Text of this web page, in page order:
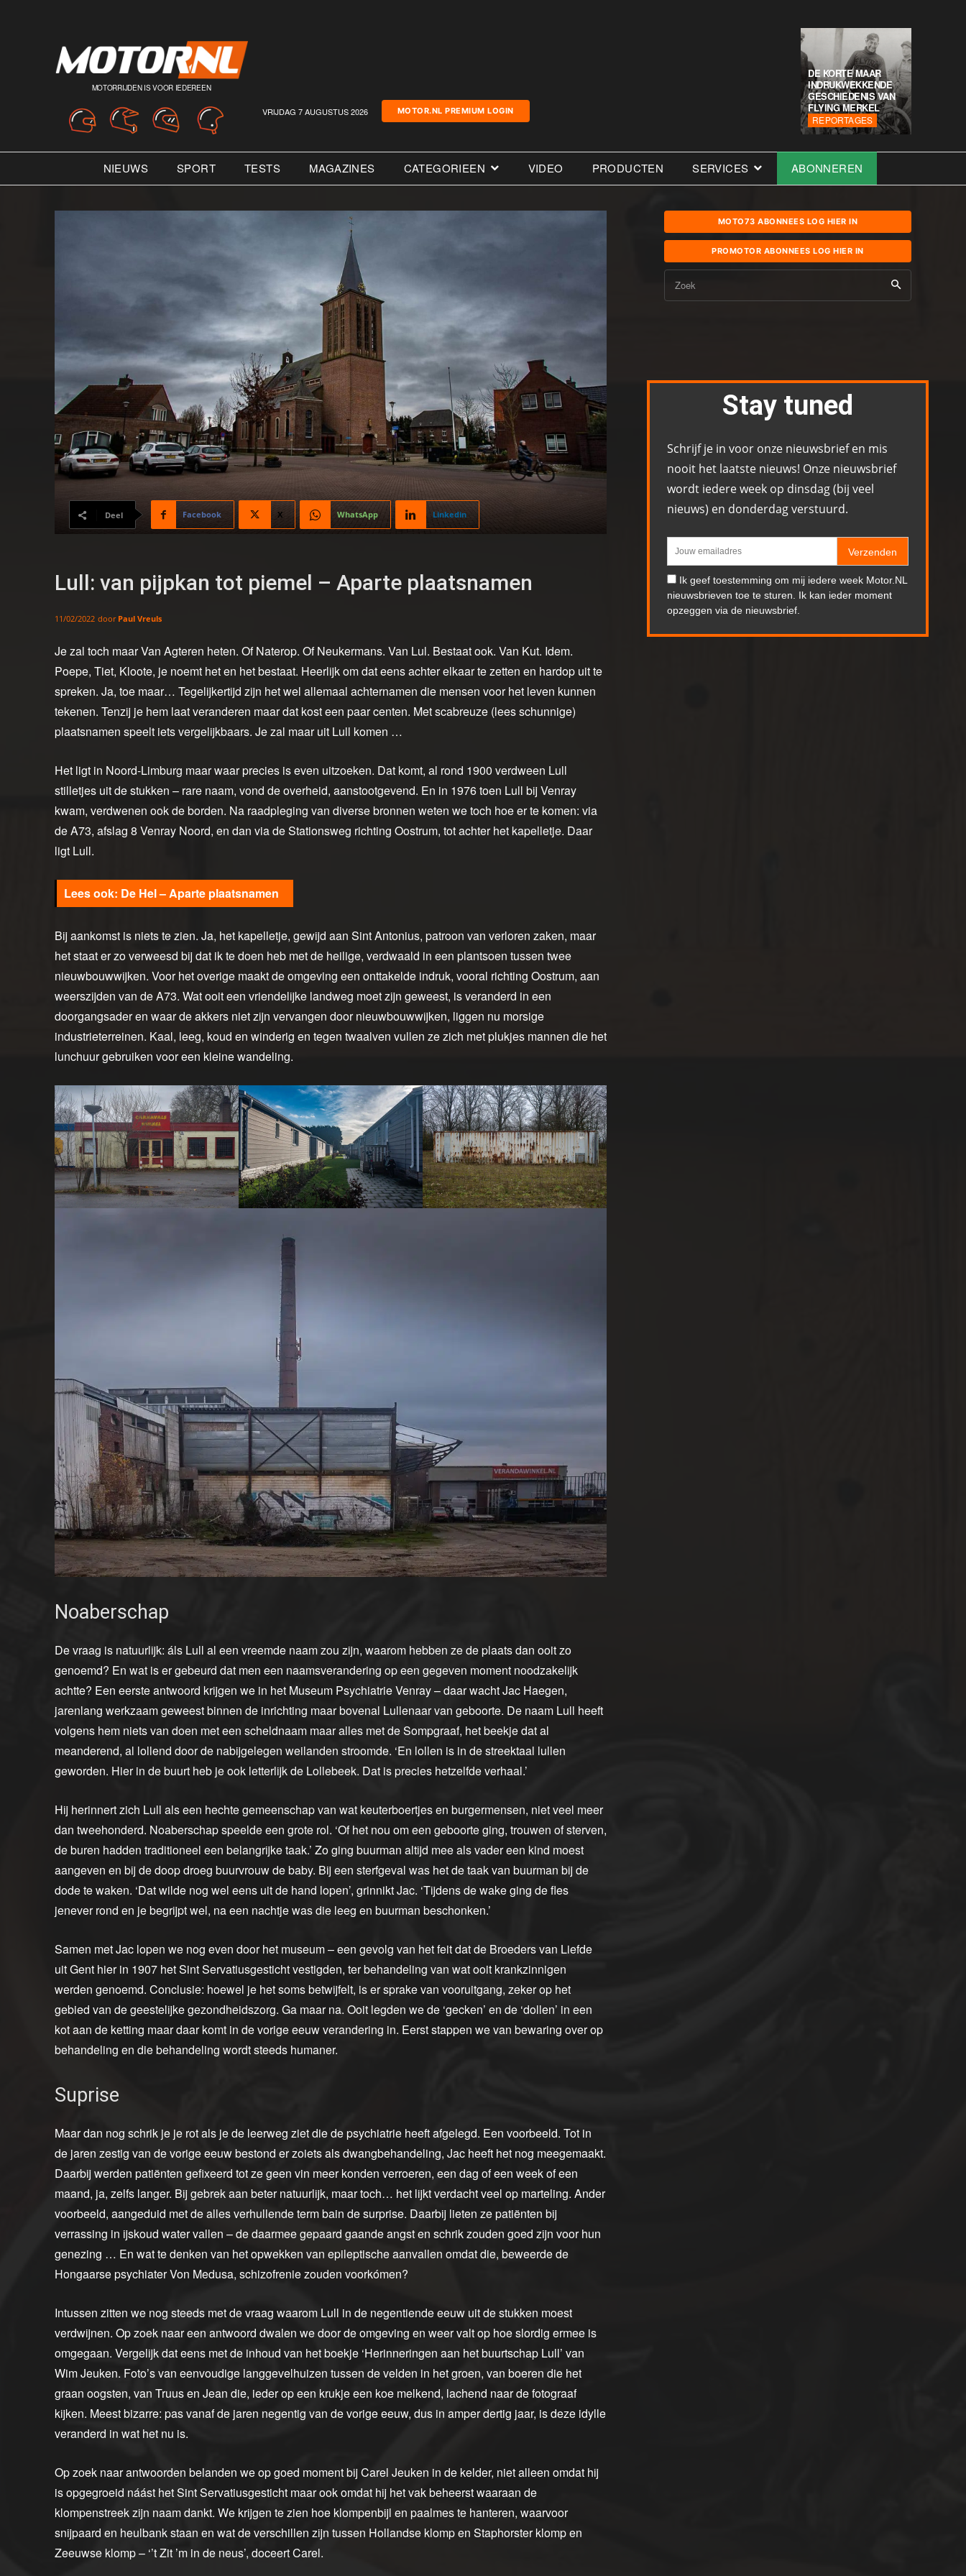
MOTORRIJDEN IS VOOR IEDEREEN
VRIJDAG 7 AUGUSTUS 2026 MOTOR.NL PREMIUM LOGIN
DE KORTE MAAR
INDRUKWEKKENDE
GESCHIEDENIS VAN
FLYING MERKEL
REPORTAGES
NIEUWS SPORT TESTS MAGAZINES CATEGORIEEN VIDEO PRODUCTEN SERVICES ABONNEREN
Deel Facebook X WhatsApp Linkedin
Lull: van pijpkan tot piemel – Aparte plaatsnamen
11/02/2022 door Paul Vreuls
Je zal toch maar Van Agteren heten. Of Naterop. Of Neukermans. Van Lul. Bestaat ook. Van Kut. Idem.
Poepe, Tiet, Kloote, je noemt het en het bestaat. Heerlijk om dat eens achter elkaar te zetten en hardop uit te
spreken. Ja, toe maar… Tegelijkertijd zijn het wel allemaal achternamen die mensen voor het leven kunnen
tekenen. Tenzij je hem laat veranderen maar dat kost een paar centen. Met scabreuze (lees schunnige)
plaatsnamen speelt iets vergelijkbaars. Je zal maar uit Lull komen …
Het ligt in Noord-Limburg maar waar precies is even uitzoeken. Dat komt, al rond 1900 verdween Lull
stilletjes uit de stukken – rare naam, vond de overheid, aanstootgevend. En in 1976 toen Lull bij Venray
kwam, verdwenen ook de borden. Na raadpleging van diverse bronnen weten we toch hoe er te komen: via
de A73, afslag 8 Venray Noord, en dan via de Stationsweg richting Oostrum, tot achter het kapelletje. Daar
ligt Lull.
De Hel – Aparte plaatsnamen
Bij aankomst is niets te zien. Ja, het kapelletje, gewijd aan Sint Antonius, patroon van verloren zaken, maar
het staat er zo verweesd bij dat ik te doen heb met de heilige, verdwaald in een plantsoen tussen twee
nieuwbouwwijken. Voor het overige maakt de omgeving een onttakelde indruk, vooral richting Oostrum, aan
weerszijden van de A73. Wat ooit een vriendelijke landweg moet zijn geweest, is veranderd in een
doorgangsader en waar de akkers niet zijn vervangen door nieuwbouwwijken, liggen nu morsige
industrieterreinen. Kaal, leeg, koud en winderig en tegen twaalven vullen ze zich met plukjes mannen die het
lunchuur gebruiken voor een kleine wandeling.
Noaberschap
De vraag is natuurlijk: áls Lull al een vreemde naam zou zijn, waarom hebben ze de plaats dan ooit zo
genoemd? En wat is er gebeurd dat men een naamsverandering op een gegeven moment noodzakelijk
achtte? Een eerste antwoord krijgen we in het Museum Psychiatrie Venray – daar wacht Jac Haegen,
jarenlang werkzaam geweest binnen de inrichting maar bovenal Lullenaar van geboorte. De naam Lull heeft
volgens hem niets van doen met een scheldnaam maar alles met de Sompgraaf, het beekje dat al
meanderend, al lollend door de nabijgelegen weilanden stroomde. ‘En lollen is in de streektaal lullen
geworden. Hier in de buurt heb je ook letterlijk de Lollebeek. Dat is precies hetzelfde verhaal.’
Hij herinnert zich Lull als een hechte gemeenschap van wat keuterboertjes en burgermensen, niet veel meer
dan tweehonderd. Noaberschap speelde een grote rol. ‘Of het nou om een geboorte ging, trouwen of sterven,
de buren hadden traditioneel een belangrijke taak.’ Zo ging buurman altijd mee als vader een kind moest
aangeven en bij de doop droeg buurvrouw de baby. Bij een sterfgeval was het de taak van buurman bij de
dode te waken. ‘Dat wilde nog wel eens uit de hand lopen’, grinnikt Jac. ‘Tijdens de wake ging de fles
jenever rond en je begrijpt wel, na een nachtje was die leeg en buurman beschonken.’
Samen met Jac lopen we nog even door het museum – een gevolg van het feit dat de Broeders van Liefde
uit Gent hier in 1907 het Sint Servatiusgesticht vestigden, ter behandeling van wat ooit krankzinnigen
werden genoemd. Conclusie: hoewel je het soms betwijfelt, is er sprake van vooruitgang, zeker op het
gebied van de geestelijke gezondheidszorg. Ga maar na. Ooit legden we de ‘gecken’ en de ‘dollen’ in een
kot aan de ketting maar daar komt in de vorige eeuw verandering in. Eerst stappen we van bewaring over op
behandeling en die behandeling wordt steeds humaner.
Suprise
Maar dan nog schrik je je rot als je de leerweg ziet die de psychiatrie heeft afgelegd. Een voorbeeld. Tot in
de jaren zestig van de vorige eeuw bestond er zoiets als dwangbehandeling, Jac heeft het nog meegemaakt.
Daarbij werden patiënten gefixeerd tot ze geen vin meer konden verroeren, een dag of een week of een
maand, ja, zelfs langer. Bij gebrek aan beter natuurlijk, maar toch… het lijkt verdacht veel op marteling. Ander
voorbeeld, aangeduid met de alles verhullende term bain de surprise. Daarbij lieten ze patiënten bij
verrassing in ijskoud water vallen – de daarmee gepaard gaande angst en schrik zouden goed zijn voor hun
genezing … En wat te denken van het opwekken van epileptische aanvallen omdat die, beweerde de
Hongaarse psychiater Von Medusa, schizofrenie zouden voorkómen?
Intussen zitten we nog steeds met de vraag waarom Lull in de negentiende eeuw uit de stukken moest
verdwijnen. Op zoek naar een antwoord dwalen we door de omgeving en weer valt op hoe slordig ermee is
omgegaan. Vergelijk dat eens met de inhoud van het boekje ‘Herinneringen aan het buurtschap Lull’ van
Wim Jeuken. Foto’s van eenvoudige langgevelhuizen tussen de velden in het groen, van boeren die het
graan oogsten, van Truus en Jean die, ieder op een krukje een koe melkend, lachend naar de fotograaf
kijken. Meest bizarre: pas vanaf de jaren negentig van de vorige eeuw, dus in amper dertig jaar, is deze idylle
veranderd in wat het nu is.
Op zoek naar antwoorden belanden we op goed moment bij Carel Jeuken in de kelder, niet alleen omdat hij
is opgegroeid náást het Sint Servatiusgesticht maar ook omdat hij het vak beheerst waaraan de
klompenstreek zijn naam dankt. We krijgen te zien hoe klompenbijl en paalmes te hanteren, waarvoor
snijpaard en heulbank staan en wat de verschillen zijn tussen Hollandse klomp en Staphorster klomp en
Zeeuwse klomp – ‘’t Zit ’m in de neus’, doceert Carel.
MOTO73 ABONNEES LOG HIER IN
PROMOTOR ABONNEES LOG HIER IN
Zoek
Stay tuned
Schrijf je in voor onze nieuwsbrief en mis
nooit het laatste nieuws! Onze nieuwsbrief
wordt iedere week op dinsdag (bij veel
nieuws) en donderdag verstuurd.
Verzenden
Ik geef toestemming om mij iedere week Motor.NL
nieuwsbrieven toe te sturen. Ik kan ieder moment
opzeggen via de nieuwsbrief.